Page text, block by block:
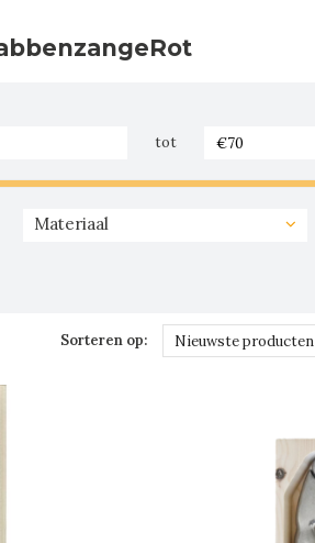
tot
Materiaal
Sorteren op: Nieuwste producten